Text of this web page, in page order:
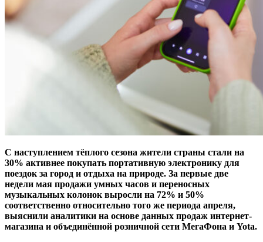
С наступлением тёплого сезона жители страны стали на
30% активнее покупать портативную электронику для
поездок за город и отдыха на природе. За первые две
недели мая продажи умных часов и переносных
музыкальных колонок выросли на 72% и 50%
соответственно относительно того же периода апреля,
выяснили аналитики на основе данных продаж интернет-
магазина и объединённой розничной сети МегаФона и Yota.